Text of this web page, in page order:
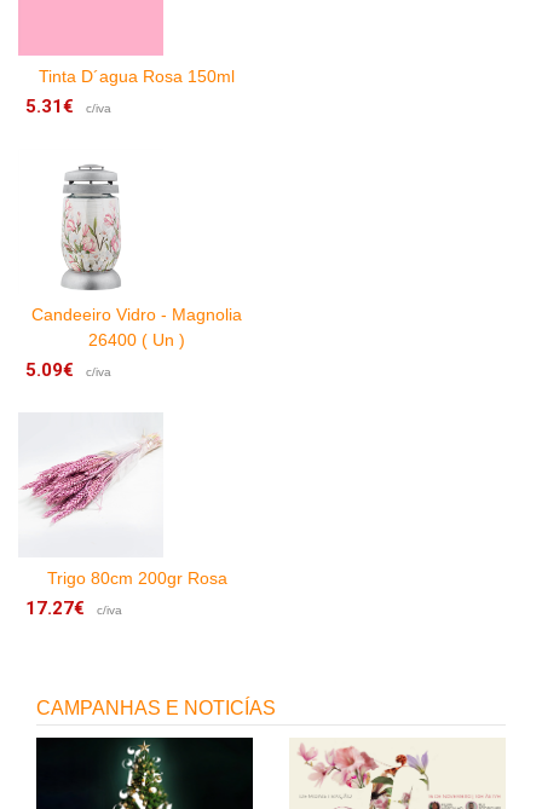
Tinta D´agua Rosa 150ml
5.31€ c/iva
Candeeiro Vidro - Magnolia
26400 ( Un )
5.09€ c/iva
Trigo 80cm 200gr Rosa
17.27€ c/iva
CAMPANHAS E NOTICÍAS